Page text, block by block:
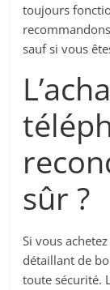
toujours
sauf si vous
sûr ?
Si vous
détaillant de
toute sécurité.